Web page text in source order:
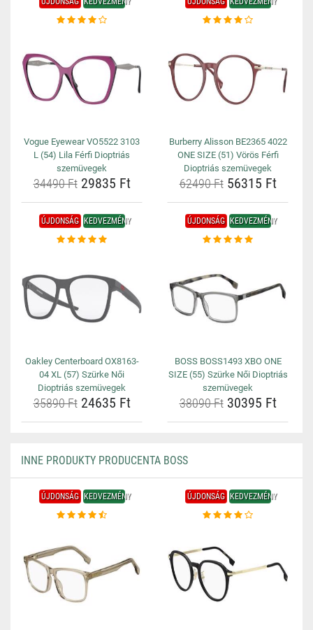
Vogue Eyewear VO5522 3103
L (54) Lila Férfi Dioptriás
szemüvegek
34490 Ft29835 Ft
Burberry Alisson BE2365 4022
ONE SIZE (51) Vörös Férfi
Dioptriás szemüvegek
62490 Ft56315 Ft
ÚJDONSÁG KEDVEZMÉNY
Oakley Centerboard OX8163-
04 XL (57) Szürke Női
Dioptriás szemüvegek
35890 Ft24635 Ft
ÚJDONSÁG KEDVEZMÉNY
BOSS BOSS1493 XBO ONE
SIZE (55) Szürke Női Dioptriás
szemüvegek
38090 Ft30395 Ft
INNE PRODUKTY PRODUCENTA BOSS
ÚJDONSÁG KEDVEZMÉNY ÚJDONSÁG KEDVEZMÉNY